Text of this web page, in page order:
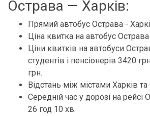
Острава — Харків:
Прямий автобус Острава -
Ціна квитка на автобус
Ціни квитків на автобуси
студентів і пенсіонерів 3420
грн.
Відстань між містами Харків
Середній час у дорозі на рейсі
26 год 10 хв.